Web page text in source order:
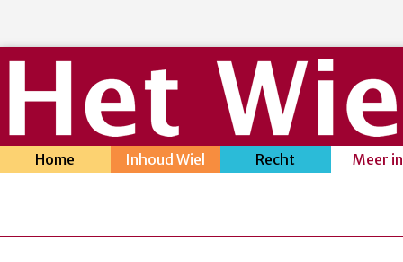
Home Inhoud Wiel Recht Meer